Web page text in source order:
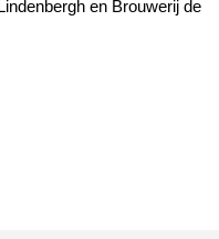
en Brouwerij de